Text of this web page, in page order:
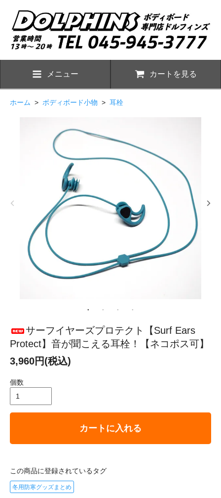
メニュー カートを見る
ホーム > ボディボード小物 > 耳栓
サーフイヤーズプロテクト【Surf Ears
Protect】音が聞こえる耳栓！【ネコポス可】
3,960円(税込)
個数
カートに入れる
この商品に登録されているタグ
冬用防寒グッズまとめ